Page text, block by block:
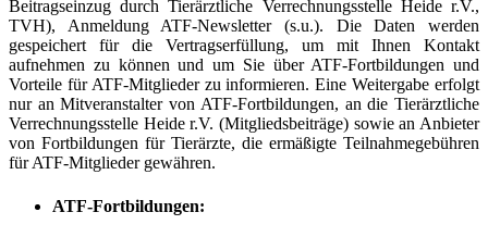
Beitragseinzug durch Tierärztliche Verrechnungsstelle Heide r.V.,
TVH), Anmeldung ATF-Newsletter (s.u.). Die Daten werden
gespeichert für die Vertragserfüllung, um mit Ihnen Kontakt
aufnehmen zu können und um Sie über ATF-Fortbildungen und
Vorteile für ATF-Mitglieder zu informieren. Eine Weitergabe erfolgt
nur an Mitveranstalter von ATF-Fortbildungen, an die Tierärztliche
Verrechnungsstelle Heide r.V. (Mitgliedsbeiträge) sowie an Anbieter
von Fortbildungen für Tierärzte, die ermäßigte Teilnahmegebühren
für ATF-Mitglieder gewähren.
ATF-Fortbildungen: